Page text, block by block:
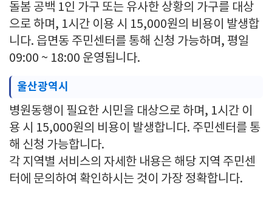
돌봄 공백 1인 가구 또는 유사한 상황의 가구를 대상
으로 하며, 1시간 이용 시 15,000원의 비용이 발생합
니다. 읍면동 주민센터를 통해 신청 가능하며, 평일
09:00 ~ 18:00 운영됩니다.
울산광역시
병원동행이 필요한 시민을 대상으로 하며, 1시간 이
용 시 15,000원의 비용이 발생합니다. 주민센터를 통
해 신청 가능합니다.
각 지역별 서비스의 자세한 내용은 해당 지역 주민센
터에 문의하여 확인하시는 것이 가장 정확합니다.